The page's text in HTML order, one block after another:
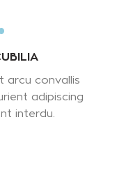
arcu convallis
adipiscing
interdu.